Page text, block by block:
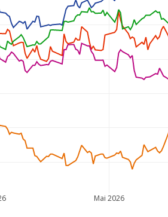
Mai 2026